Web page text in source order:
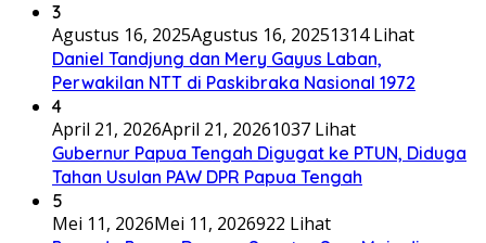
3
Agustus 16, 2025Agustus 16, 20251314 Lihat
Daniel Tandjung dan Mery Gayus Laban,
Perwakilan NTT di Paskibraka Nasional 1972
4
April 21, 2026April 21, 20261037 Lihat
Gubernur Papua Tengah Digugat ke PTUN, Diduga
Tahan Usulan PAW DPR Papua Tengah
5
Mei 11, 2026Mei 11, 2026922 Lihat